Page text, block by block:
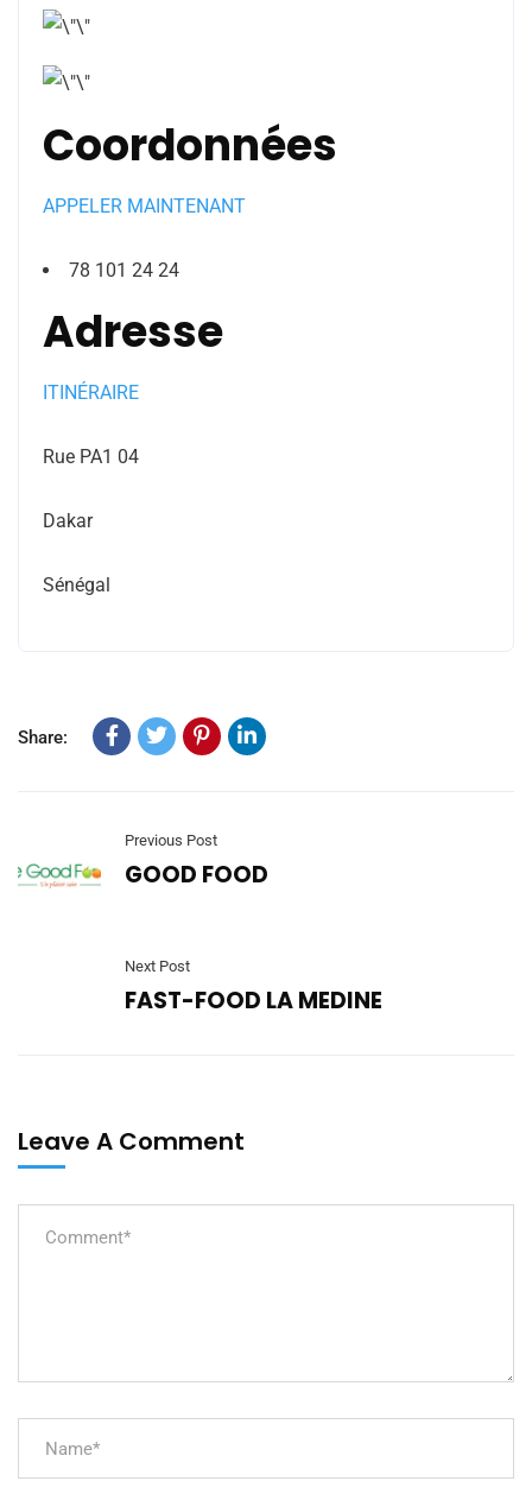
Coordonnées
APPELER MAINTENANT
78 101 24 24
Adresse
ITINÉRAIRE
Rue PA1 04
Dakar
Sénégal
Share:
Previous Post
GOOD FOOD
Next Post
FAST-FOOD LA MEDINE
Leave A Comment